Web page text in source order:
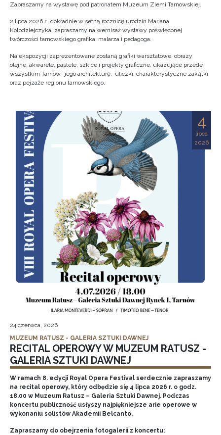
Zapraszamy na wystawę pod patronatem Muzeum Ziemi Tarnowskiej.
2 lipca 2026 r., dokładnie w setną rocznicę urodzin Mariana
Kołodziejczyka, zapraszamy na wernisaż wystawy poświęconej
twórczości tarnowskiego grafika, malarza i pedagoga.
Na ekspozycji zaprezentowane zostaną grafiki warsztatowe, obrazy
olejne, akwarele, pastele, szkice i projekty graficzne, ukazujące przede
wszystkim Tarnów, jego architekturę, uliczki, charakterystyczne zakątki
oraz pejzaże regionu tarnowskiego.
4
lipca
2026
24 czerwca, 2026
MUZEUM RATUSZ - GALERIA SZTUKI DAWNEJ
RECITAL OPEROWY W MUZEUM RATUSZ -
GALERIA SZTUKI DAWNEJ
W ramach 8. edycji Royal Opera Festival serdecznie zapraszamy
na recital operowy, który odbędzie się 4 lipca 2026 r. o godz.
18.00 w Muzeum Ratusz – Galeria Sztuki Dawnej. Podczas
koncertu publiczność usłyszy najpiękniejsze arie operowe w
wykonaniu solistów Akademii Belcanto.
Zapraszamy do obejrzenia fotogalerii z koncertu: